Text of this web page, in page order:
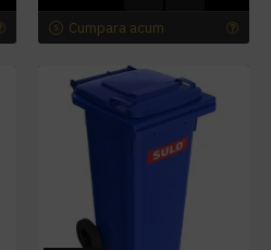
Cumpara acum